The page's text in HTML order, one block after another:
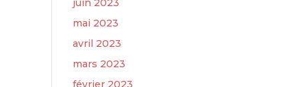
juin 2023
mai 2023
avril 2023
mars 2023
février 2023